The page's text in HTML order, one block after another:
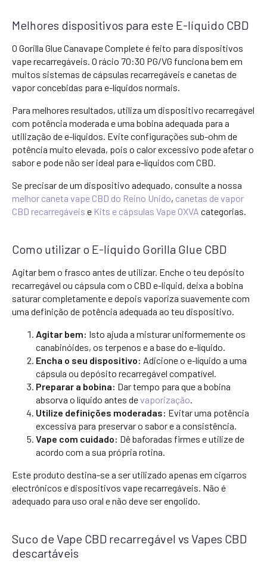
Melhores dispositivos para este E-líquido CBD
O Gorilla Glue Canavape Complete é feito para dispositivos
vape recarregáveis. O rácio 70:30 PG/VG funciona bem em
muitos sistemas de cápsulas recarregáveis e canetas de
vapor concebidas para e-líquidos normais.
Para melhores resultados, utiliza um dispositivo recarregável
com potência moderada e uma bobina adequada para a
utilização de e-líquidos. Evite configurações sub-ohm de
potência muito elevada, pois o calor excessivo pode afetar o
sabor e pode não ser ideal para e-líquidos com CBD.
Se precisar de um dispositivo adequado, consulte a nossa
melhor caneta vape CBD do Reino Unido, canetas de vapor
CBD recarregáveis e Kits e cápsulas Vape OXVA categorias.
Como utilizar o E-líquido Gorilla Glue CBD
Agitar bem o frasco antes de utilizar. Enche o teu depósito
recarregável ou cápsula com o CBD e-liquid, deixa a bobina
saturar completamente e depois vaporiza suavemente com
uma definição de potência adequada ao teu dispositivo.
Agitar bem: Isto ajuda a misturar uniformemente os
canabinóides, os terpenos e a base do e-líquido.
Encha o seu dispositivo: Adicione o e-líquido a uma
cápsula ou depósito recarregável compatível.
Preparar a bobina: Dar tempo para que a bobina
absorva o líquido antes devaporização
Utilize definições moderadas: Evitar uma potência
excessiva para preservar o sabor e a consistência.
Vape com cuidado: Dê baforadas firmes e utilize de
acordo com a sua própria rotina.
Este produto destina-se a ser utilizado apenas em cigarros
electrónicos e dispositivos vape recarregáveis. Não é
adequado para uso oral e não deve ser engolido.
Suco de Vape CBD recarregável vs Vapes CBD
descartáveis